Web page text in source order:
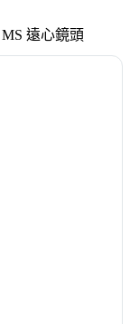
MS 遠心鏡頭